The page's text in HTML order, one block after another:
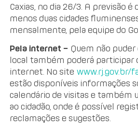
Caxias, no dia 26/3. A previsão é
menos duas cidades
mensalmente, pela equipe do
Pela internet – Quem não
local também poderá participar
internet. No site www.rj.gov.br/
estão disponíveis informações
calendário de visitas e também
ao cidadão, onde é possível
reclamações e sugestões.